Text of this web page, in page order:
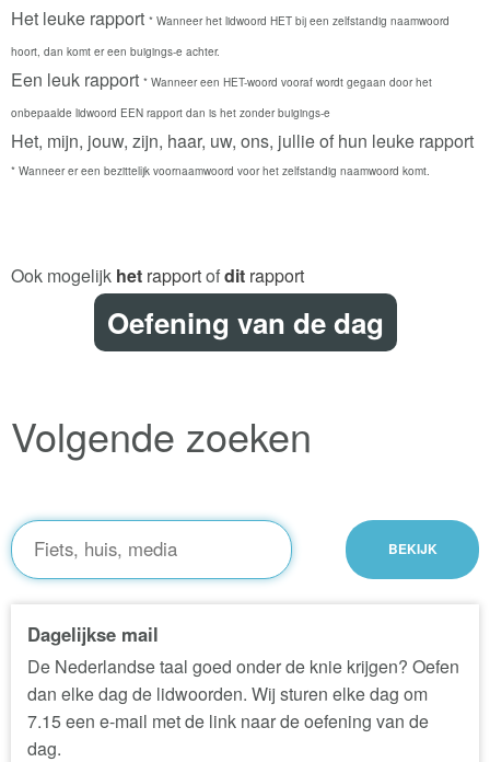
Het leuke rapport * Wanneer het lidwoord HET bij een zelfstandig naamwoord
hoort, dan komt er een buigings-e achter.
Een leuk rapport * Wanneer een HET-woord vooraf wordt gegaan door het
onbepaalde lidwoord EEN rapport dan is het zonder buigings-e
Het, mijn, jouw, zijn, haar, uw, ons, jullie of hun leuke rapport
* Wanneer er een bezittelijk voornaamwoord voor het zelfstandig naamwoord komt.
Ook mogelijk het rapportofdit rapport
Oefening van de dag
Volgende zoeken
Dagelijkse mail
De Nederlandse taal goed onder de knie krijgen? Oefen
dan elke dag de lidwoorden. Wij sturen elke dag om
7.15 een e-mail met de link naar de oefening van de
dag.